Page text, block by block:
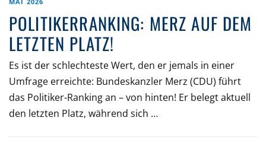
POLITIKERRANKING: MERZ AUF DEM
LETZTEN PLATZ!
Es ist der schlechteste Wert, den er jemals in einer
Umfrage erreichte: Bundeskanzler Merz (CDU) führt
das Politiker-Ranking an – von hinten! Er belegt aktuell
den letzten Platz, während sich …